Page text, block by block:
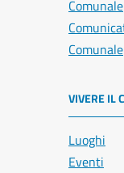
Comunale
Comunale
VIVERE IL
Luoghi
Eventi